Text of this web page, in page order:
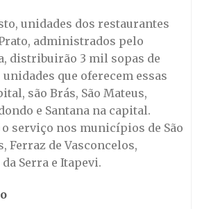
unidades dos restaurantes
administrados pelo
distribuirão 3 mil sopas de
que oferecem essas
são Brás, São Mateus,
e Santana na capital.
serviço nos municípios de São
Ferraz de Vasconcelos,
Serra e Itapevi.